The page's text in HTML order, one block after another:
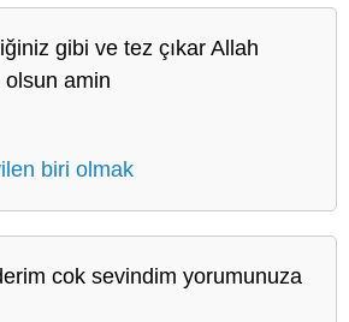
gibi ve tez çıkar Allah
olsun amin
biri olmak
cok sevindim yorumunuza